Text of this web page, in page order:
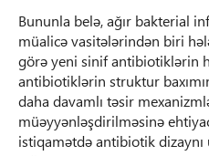
Bununla belə, ağır bakterial
müalicə vasitələrindən biri
görə yeni sinif antibiotiklərin
antibiotiklərin struktur
daha davamlı təsir
müəyyənləşdirilməsinə
istiqamətdə antibiotik